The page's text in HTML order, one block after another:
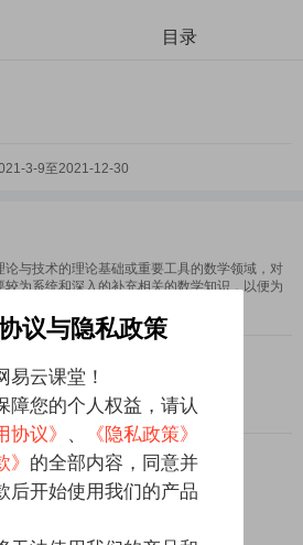
目录
3-9至2021-12-30
与技术的理论基础或重要工具的数学领域，对
为系统和深入的补充相关的数学知识，以便为
定良好的数学基础。
议与隐私政策
易云课堂！
障您的个人权益，请认
协议》 、
《隐私政策》
》 的全部内容，同意并
后开始使用我们的产品